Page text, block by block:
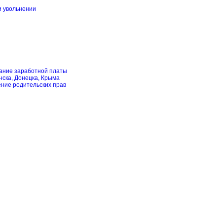
увольнении
заработной платы
Донецка, Крыма
родительских прав